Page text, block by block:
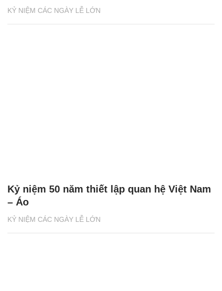
KỶ NIỆM CÁC NGÀY LỄ LỚN
KỶ NIỆM CÁC NGÀY LỄ LỚN
Kỷ niệm 50 năm thiết lập quan hệ Việt Nam
– Áo